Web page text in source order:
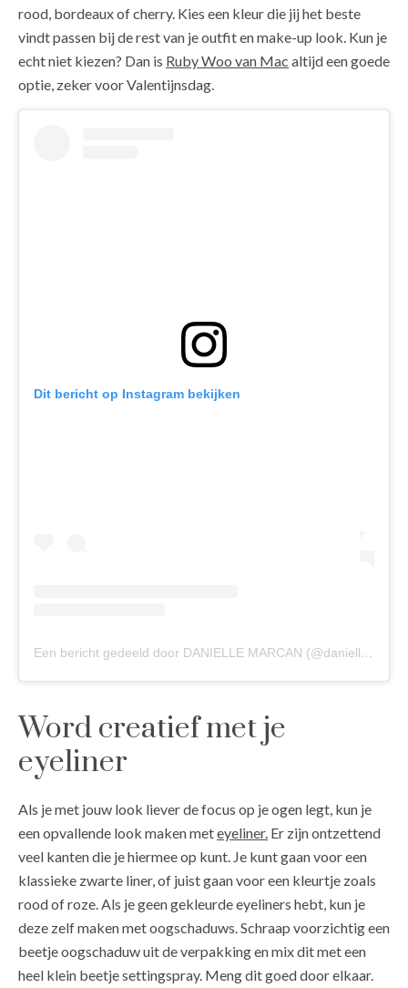
rood, bordeaux of cherry. Kies een kleur die jij het beste
vindt passen bij de rest van je outfit en make-up look. Kun je
echt niet kiezen? Dan is Ruby Woo van Mac altijd een goede
optie, zeker voor Valentijnsdag.
Dit bericht op Instagram bekijken
Een bericht gedeeld door DANIELLE MARCAN (@daniellemarcan)
Word creatief met je
eyeliner
Als je met jouw look liever de focus op je ogen legt, kun je
een opvallende look maken meteyeliner. Er zijn ontzettend
veel kanten die je hiermee op kunt. Je kunt gaan voor een
klassieke zwarte liner, of juist gaan voor een kleurtje zoals
rood of roze. Als je geen gekleurde eyeliners hebt, kun je
deze zelf maken met oogschaduws. Schraap voorzichtig een
beetje oogschaduw uit de verpakking en mix dit met een
heel klein beetje settingspray. Meng dit goed door elkaar.